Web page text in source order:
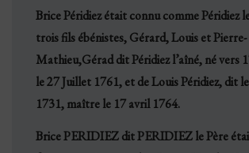
Brice Péridiez était connu comme Péridiez
trois fils ébénistes, Gérard, Louis et Pierre-
Mathieu,Gérad dit Péridiez l’aîné, né vers
le 27 Juillet 1761, et de Louis Péridiez, dit
1731, maître le 17 avril 1764.
Brice PERIDIEZ dit PERIDIEZ le Père